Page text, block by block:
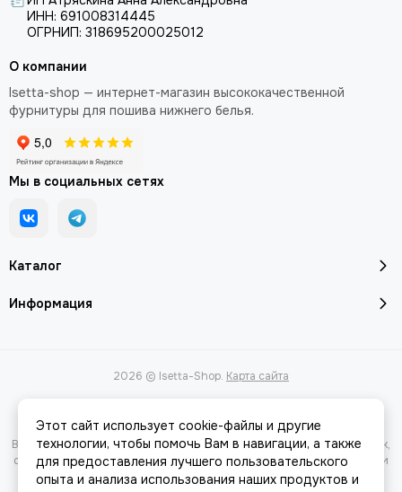
ИНН: 691008314445
ОГРНИП: 318695200025012
Каталог
Информация
О компании
Isetta-shop — интернет-магазин высококачественной
фурнитуры для пошива нижнего белья.
Мы в социальных сетях
2026 © Isetta-Shop. Карта сайта
Вся представленная на сайте информация, касающаяся характеристик,
стоимости товаров и услуг, носит информационный характер и ни при
каких условиях не является публичной офертой, определяемой
Этот сайт использует cookie-файлы и другие
технологии, чтобы помочь Вам в навигации, а также
для предоставления лучшего пользовательского
опыта и анализа использования наших продуктов и